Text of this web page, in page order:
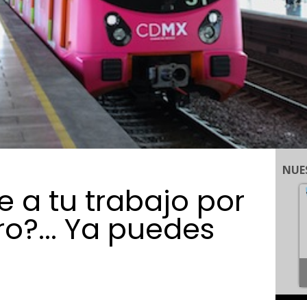
a tu trabajo por
Ya puedes